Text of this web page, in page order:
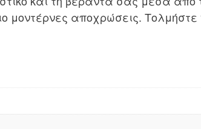
μοντέρνες αποχρώσεις.